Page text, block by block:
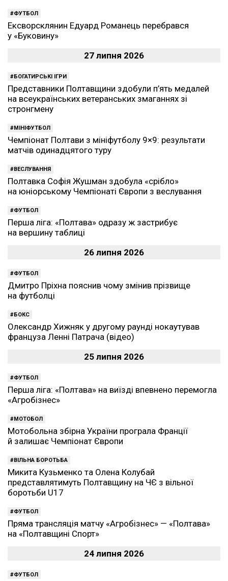
ФУТБОЛ
Ексворсклянин Едуард Романець перебрався
у «Буковину»
27 липня 2026
БОГАТИРСЬКІ ІГРИ
Представники Полтавщини здобули п’ять медалей
на всеукраїнських ветеранських змаганнях зі
стронгмену
МІНІФУТБОЛ
Чемпіонат Полтави з мініфутболу 9×9: результати
матчів одинадцятого туру
ВЕСЛУВАННЯ
Полтавка Софія Жушман здобула «срібло»
на юніорському Чемпіонаті Європи з веслування
ФУТБОЛ
Перша ліга: «Полтава» одразу ж застрибує
на вершину таблиці
26 липня 2026
ФУТБОЛ
Дмитро Пріхна пояснив чому змінив прізвище
на футболці
БОКС
Олександр Хижняк у другому раунді нокаутував
француза Ленні Патрача (відео)
25 липня 2026
ФУТБОЛ
Перша ліга: «Полтава» на виїзді впевнено перемогла
«Агробізнес»
МОТОБОЛ
Мотобольна збірна України програла Франції
й залишає Чемпіонат Європи
ВІЛЬНА БОРОТЬБА
Микита Кузьменко та Олена Колубай
представлятимуть Полтавщину на ЧЄ з вільної
боротьби U17
ФУТБОЛ
Пряма трансляція матчу «Агробізнес» — «Полтава»
на «Полтавщині Спорт»
24 липня 2026
ФУТБОЛ